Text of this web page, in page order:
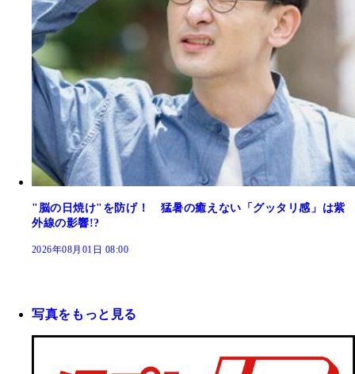
"脳の日焼け"を防げ！ 猛暑の癒えない「グッタリ感」は紫
外線の影響!?
2026年08月01日 08:00
写真をもっと見る